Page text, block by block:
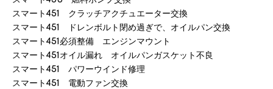
スマート451 クラッチアクチュエーター交換
スマート451 ドレンボルト閉め過ぎで、オイルパン交換
スマート451必須整備 エンジンマウント
スマート451オイル漏れ オイルパンガスケット不良
スマート451 パワーウインド修理
スマート451 電動ファン交換